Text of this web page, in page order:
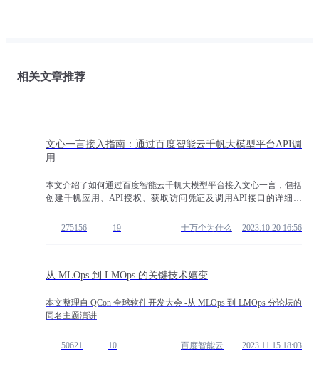
相关文章推荐
文心一言接入指南：通过百度智能云千帆大模型平台API调
用
本文介绍了如何通过百度智能云千帆大模型平台接入文心一言，包括
创建千帆应用、API授权、获取访问凭证及调用API接口的详细流
与生成能力，通过千帆平台可轻松实现多场景应用。
275156 19 十万个为什么 2023.10.20 16:56
从 MLOps 到 LMOps 的关键技术嬗变
本文整理自 QCon 全球软件开发大会 -从 MLOps 到 LMOps 分论坛的
同名主题演讲
50621 10 2023.11.15 18:03